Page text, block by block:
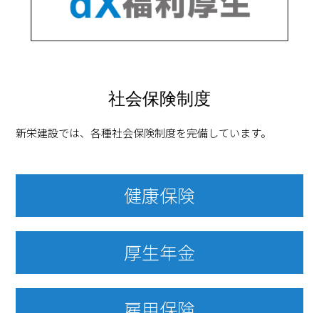
社会保険制度
新栄建設では、各種社会保険制度を完備しています。
健康保険
厚生年金